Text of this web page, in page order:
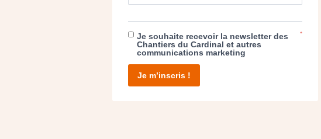
SEUL VOTRE DON
NOUS PERMET D’AGIR
Je souhaite recevoir la newsletter des
Chantiers du Cardinal et autres
communications marketing
*
Je m’inscris !